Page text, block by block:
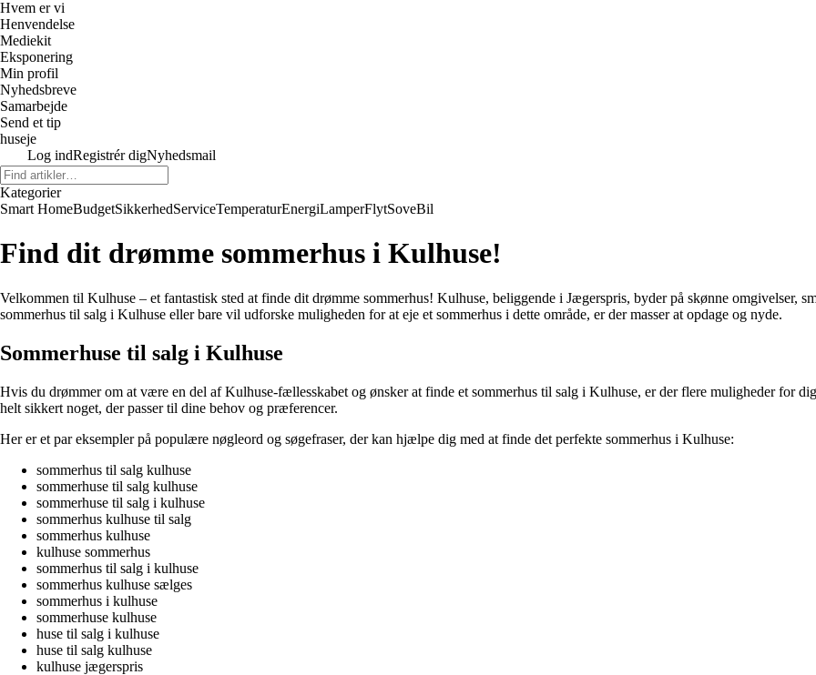
Hvem er vi
Henvendelse
Mediekit
Eksponering
Min profil
Nyhedsbreve
Samarbejde
Send et tip
huseje
Log indRegistrér digNyhedsmail
Kategorier
Smart HomeBudgetSikkerhedServiceTemperaturEnergiLamperFlytSoveBil
Find dit drømme sommerhus i Kulhuse!
Velkommen til Kulhuse – et fantastisk sted at finde dit drømme sommerhus! Kulhuse, beliggende i Jægerspris, byder på skønne omgivelser,
sommerhus til salg i Kulhuse eller bare vil udforske muligheden for at eje et sommerhus i dette område, er der masser at opdage og nyde.
Sommerhuse til salg i Kulhuse
Hvis du drømmer om at være en del af Kulhuse-fællesskabet og ønsker at finde et sommerhus til salg i Kulhuse, er der flere muligheder for
helt sikkert noget, der passer til dine behov og præferencer.
Her er et par eksempler på populære nøgleord og søgefraser, der kan hjælpe dig med at finde det perfekte sommerhus i Kulhuse:
sommerhus til salg kulhuse
sommerhuse til salg kulhuse
sommerhuse til salg i kulhuse
sommerhus kulhuse til salg
sommerhus kulhuse
kulhuse sommerhus
sommerhus til salg i kulhuse
sommerhus kulhuse sælges
sommerhus i kulhuse
sommerhuse kulhuse
huse til salg i kulhuse
huse til salg kulhuse
kulhuse jægerspris